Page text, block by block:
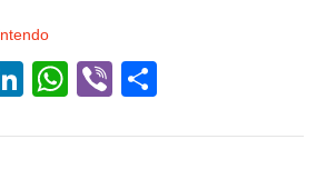
LinkedIn
WhatsApp
Viber